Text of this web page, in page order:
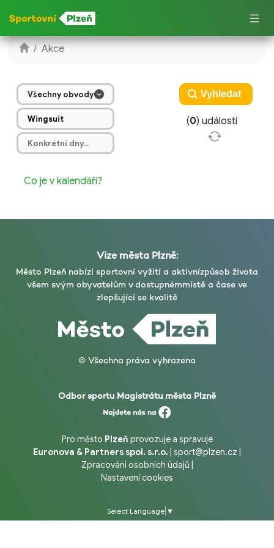
Akce
Všechny obvody
(0) událostí
Co je v kalendáři?
Vize města Plzně:
Město Plzeň nabízí sportovní vyžití a aktivnízpůsob života
všem svým obyvatelům v dostupnémmístě a čase ve
zlepšující se kvalitě
© Všechna práva vyhrazena
Odbor sportu Magistrátu města Plzně
Pro město Plzeň provozuje a spravuje
Euronova & Partners spol. s.r.o. sport@plzen.cz
Zpracování osobních údajů
Nastavení cookies
Select Language ▼